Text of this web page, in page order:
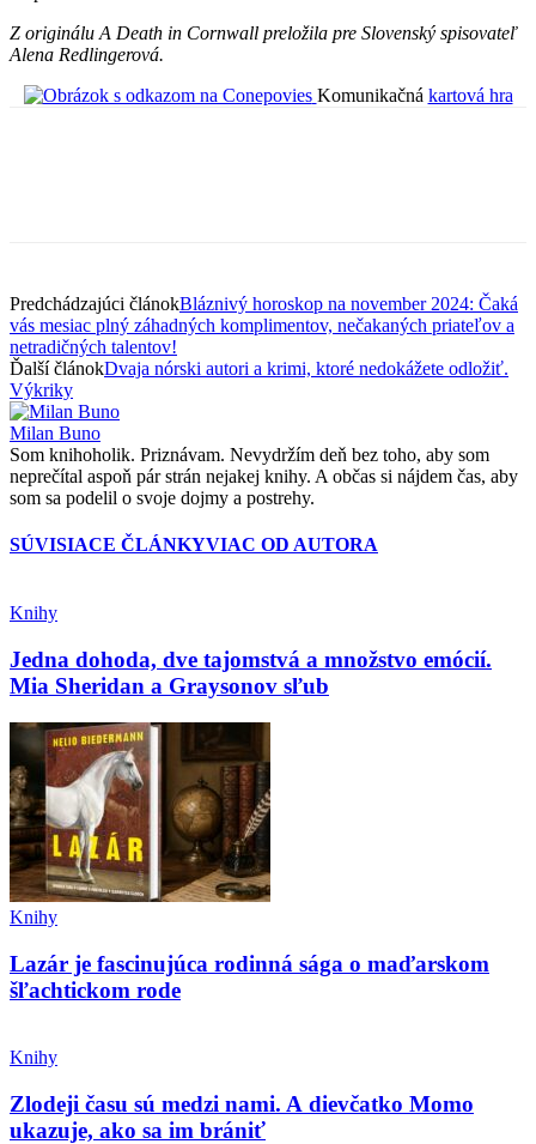
Z originálu A Death in Cornwall preložila pre Slovenský spisovateľ
Alena Redlingerová.
Komunikačná kartová hra
Predchádzajúci článokBláznivý horoskop na november 2024: Čaká
vás mesiac plný záhadných komplimentov, nečakaných priateľov a
netradičných talentov!
Ďalší článokDvaja nórski autori a krimi, ktoré nedokážete odložiť.
Výkriky
Milan Buno
Som knihoholik. Priznávam. Nevydržím deň bez toho, aby som
neprečítal aspoň pár strán nejakej knihy. A občas si nájdem čas, aby
som sa podelil o svoje dojmy a postrehy.
SÚVISIACE ČLÁNKYVIAC OD AUTORA
Knihy
Jedna dohoda, dve tajomstvá a množstvo emócií.
Mia Sheridan a Graysonov sľub
Knihy
Lazár je fascinujúca rodinná sága o maďarskom
šľachtickom rode
Knihy
Zlodeji času sú medzi nami. A dievčatko Momo
ukazuje, ako sa im brániť